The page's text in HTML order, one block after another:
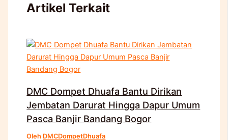
Artikel Terkait
DMC Dompet Dhuafa Bantu Dirikan
Jembatan Darurat Hingga Dapur Umum
Pasca Banjir Bandang Bogor
Oleh DMCDompetDhuafa